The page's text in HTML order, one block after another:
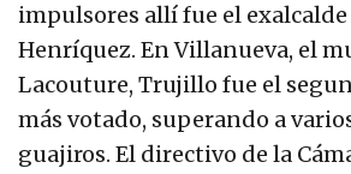
impulsores allí fue el
Henríquez. En Villanueva, el
Lacouture, Trujillo fue el
más votado, superando a
guajiros. El directivo de la